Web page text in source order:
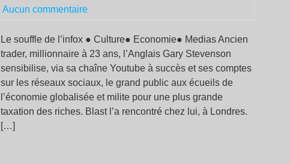
Aucun commentaire
Le souffle de l’infox ● Culture● Economie● Medias Ancien
trader, millionnaire à 23 ans, l’Anglais Gary Stevenson
sensibilise, via sa chaîne Youtube à succès et ses comptes
sur les réseaux sociaux, le grand public aux écueils de
l’économie globalisée et milite pour une plus grande
taxation des riches. Blast l’a rencontré chez lui, à Londres.
[…]